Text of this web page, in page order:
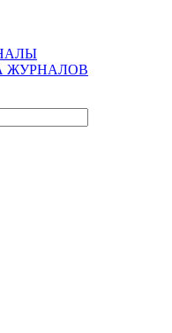
ЖУРНАЛОВ